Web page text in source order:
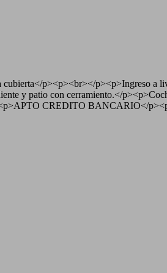
p><p><br></p><p>Ingreso
y patio con cerramiento.</
CREDITO BANCARIO</